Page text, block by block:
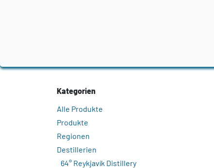
Kategorien
Alle Produkte
Produkte
Regionen
Destillerien
64° Reykjavík Distillery